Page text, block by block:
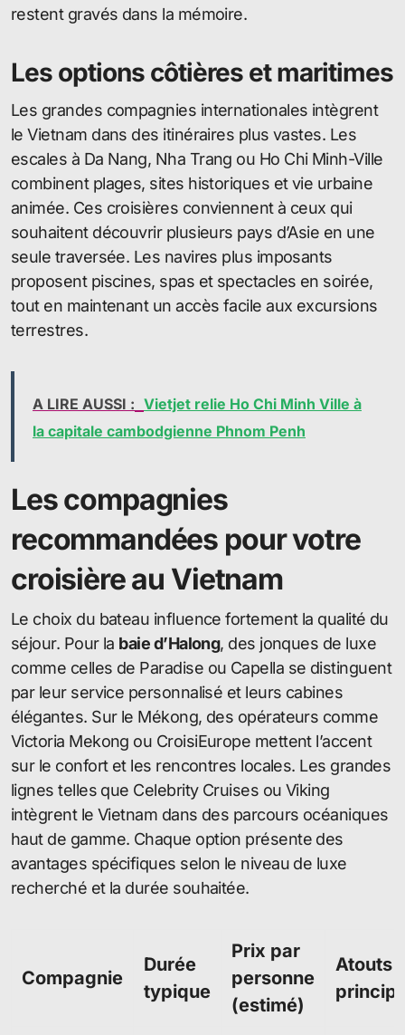
restent gravés dans la mémoire.
Les options côtières et maritimes
Les grandes compagnies internationales intègrent
le Vietnam dans des itinéraires plus vastes. Les
escales à Da Nang, Nha Trang ou Ho Chi Minh-Ville
combinent plages, sites historiques et vie urbaine
animée. Ces croisières conviennent à ceux qui
souhaitent découvrir plusieurs pays d’Asie en une
seule traversée. Les navires plus imposants
proposent piscines, spas et spectacles en soirée,
tout en maintenant un accès facile aux excursions
terrestres.
A LIRE AUSSI : Vietjet relie Ho Chi Minh Ville à
la capitale cambodgienne Phnom Penh
Les compagnies
recommandées pour votre
croisière au Vietnam
Le choix du bateau influence fortement la qualité du
séjour. Pour la baie d’Halong, des jonques de luxe
comme celles de Paradise ou Capella se distinguent
par leur service personnalisé et leurs cabines
élégantes. Sur le Mékong, des opérateurs comme
Victoria Mekong ou CroisiEurope mettent l’accent
sur le confort et les rencontres locales. Les grandes
lignes telles que Celebrity Cruises ou Viking
intègrent le Vietnam dans des parcours océaniques
haut de gamme. Chaque option présente des
avantages spécifiques selon le niveau de luxe
recherché et la durée souhaitée.
Compagnie
Durée
typique
Prix par
personne
(estimé)
Atouts